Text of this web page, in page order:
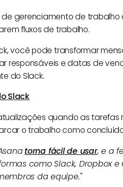
gerenciamento de trabalho
fluxos de trabalho.
você pode transformar
responsáveis e datas de
do Slack.
Slack
quando as tarefas
o trabalho como
torna fácil de usar, e a
como Slack, Dropbox e
da equipe."